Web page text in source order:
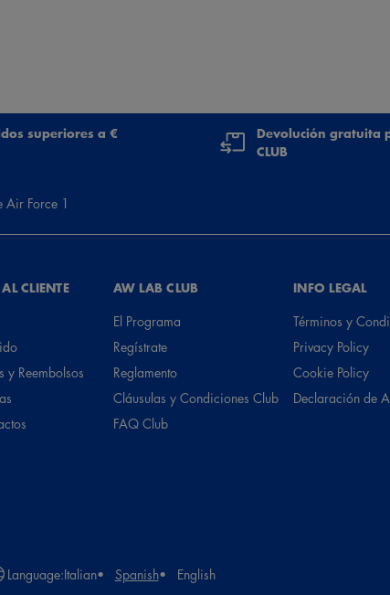
superiores a €
Devolución gratuita
CLUB
Air Force 1
CLIENTE
y Reembolsos
AW LAB CLUB
El Programa
Regístrate
Reglamento
Cláusulas y Condiciones Club
FAQ Club
INFO LEGAL
Términos y
Privacy Policy
Cookie Policy
Declaración de
Language:Italian Spanish English